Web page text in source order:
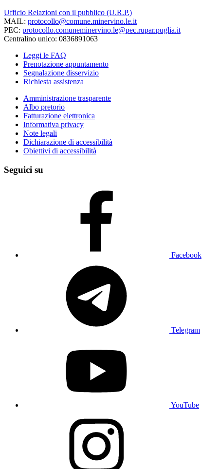
Ufficio Relazioni con il pubblico (U.R.P.)
MAIL: protocollo@comune.minervino.le.it
PEC: protocollo.comuneminervino.le@pec.rupar.puglia.it
Centralino unico: 0836891063
Leggi le FAQ
Prenotazione appuntamento
Segnalazione disservizio
Richiesta assistenza
Amministrazione trasparente
Albo pretorio
Fatturazione elettronica
Informativa privacy
Note legali
Dichiarazione di accessibilità
Obiettivi di accessibilità
Seguici su
Facebook
Telegram
YouTube